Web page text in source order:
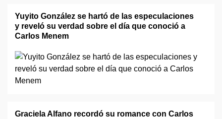
Yuyito González se hartó de las especulaciones
y reveló su verdad sobre el día que conoció a
Carlos Menem
Graciela Alfano recordó su romance con Carlos